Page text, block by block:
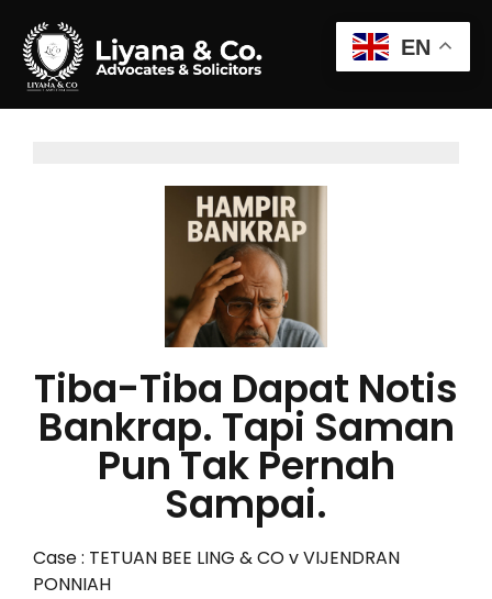
Tiba-Tiba Dapat Notis
Bankrap. Tapi Saman
Pun Tak Pernah
Sampai.
Case : TETUAN BEE LING & CO v VIJENDRAN
PONNIAH
EN